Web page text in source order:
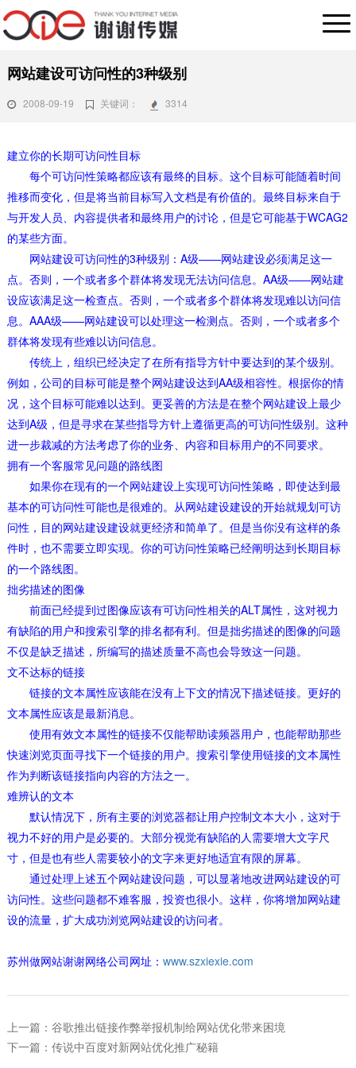
网站建设可访问性的3种级别
2008-09-19 关键词： 3314
建立你的长期可访问性目标
每个可访问性策略都应该有最终的目标。这个目标可能随着时间
推移而变化，但是将当前目标写入文档是有价值的。最终目标来自于
与开发人员、内容提供者和最终用户的讨论，但是它可能基于WCAG2
的某些方面。
网站建设可访问性的3种级别：A级——网站建设必须满足这一
点。否则，一个或者多个群体将发现无法访问信息。AA级——网站建
设应该满足这一检查点。否则，一个或者多个群体将发现难以访问信
息。AAA级——网站建设可以处理这一检测点。否则，一个或者多个
群体将发现有些难以访问信息。
传统上，组织已经决定了在所有指导方针中要达到的某个级别。
例如，公司的目标可能是整个网站建设达到AA级相容性。根据你的情
况，这个目标可能难以达到。更妥善的方法是在整个网站建设上最少
达到A级，但是寻求在某些指导方针上遵循更高的可访问性级别。这种
进一步裁减的方法考虑了你的业务、内容和目标用户的不同要求。
拥有一个客服常见问题的路线图
如果你在现有的一个网站建设上实现可访问性策略，即使达到最
基本的可访问性可能也是很难的。从网站建设建设的开始就规划可访
问性，目的网站建设建设就更经济和简单了。但是当你没有这样的条
件时，也不需要立即实现。你的可访问性策略已经阐明达到长期目标
的一个路线图。
拙劣描述的图像
前面已经提到过图像应该有可访问性相关的ALT属性，这对视力
有缺陷的用户和搜索引擎的排名都有利。但是拙劣描述的图像的问题
不仅是缺乏描述，所编写的描述质量不高也会导致这一问题。
文不达标的链接
链接的文本属性应该能在没有上下文的情况下描述链接。更好的
文本属性应该是最新消息。
使用有效文本属性的链接不仅能帮助读频器用户，也能帮助那些
快速浏览页面寻找下一个链接的用户。搜索引擎使用链接的文本属性
作为判断该链接指向内容的方法之一。
难辨认的文本
默认情况下，所有主要的浏览器都让用户控制文本大小，这对于
视力不好的用户是必要的。大部分视觉有缺陷的人需要增大文字尺
寸，但是也有些人需要较小的文字来更好地适宜有限的屏幕。
通过处理上述五个网站建设问题，可以显著地改进网站建设的可
访问性。这些问题都不难客服，投资也很小。这样，你将增加网站建
设的流量，扩大成功浏览网站建设的访问者。
苏州做网站谢谢网络公司网址： www.szxiexie.com
上一篇：谷歌推出链接作弊举报机制给网站优化带来困境
下一篇：传说中百度对新网站优化推广秘籍